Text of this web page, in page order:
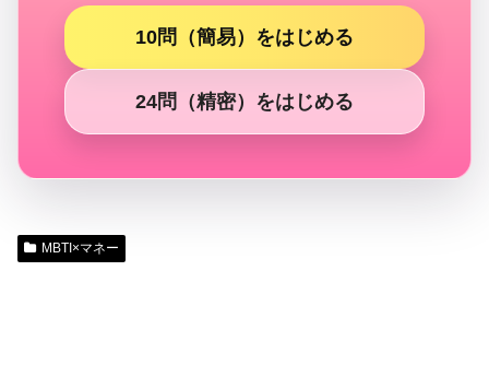
10問（簡易）をはじめる
24問（精密）をはじめる
MBTI×マネー